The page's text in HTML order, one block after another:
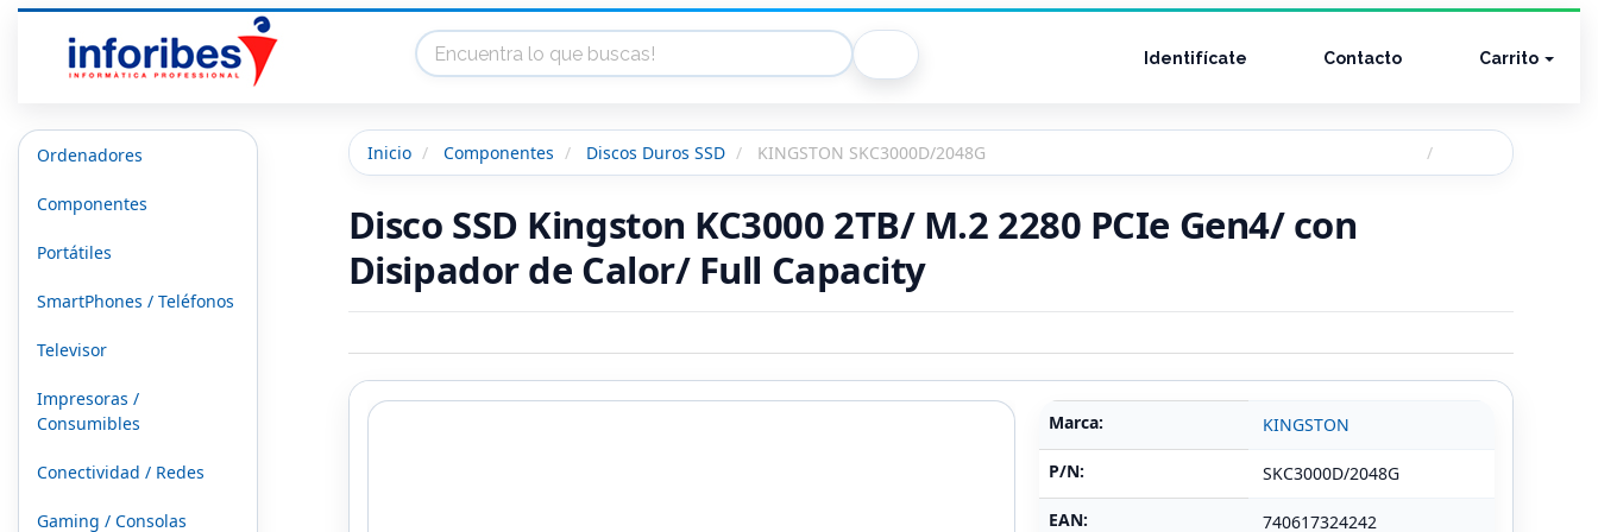
Identifícate Contacto Carrito
Ordenadores
Componentes
Portátiles
SmartPhones / Teléfonos
Televisor
Impresoras /
Consumibles
Conectividad / Redes
Gaming / Consolas
Inicio Componentes Discos Duros SSD KINGSTON SKC3000D/2048G
Disco SSD Kingston KC3000 2TB/ M.2 2280 PCIe Gen4/ con
Disipador de Calor/ Full Capacity
Marca: KINGSTON
P/N: SKC3000D/2048G
EAN: 740617324242